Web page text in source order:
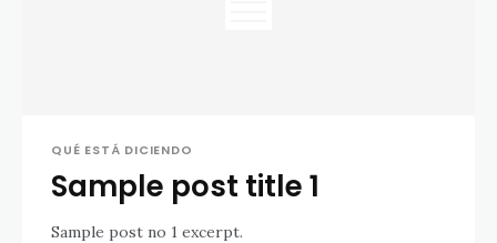
QUÉ ESTÁ DICIENDO
Sample post title 1
Sample post no 1 excerpt.